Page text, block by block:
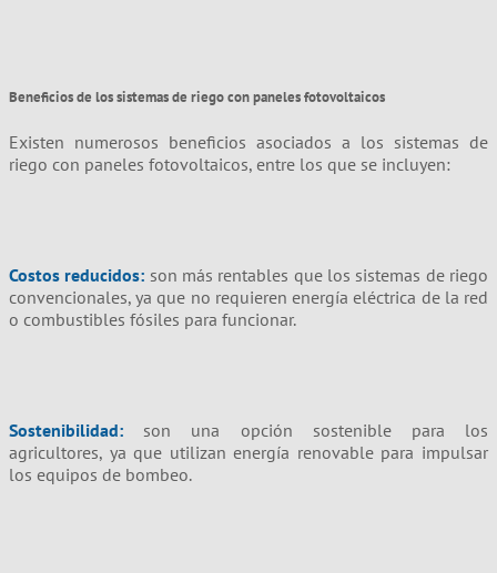
Beneficios de los sistemas de riego con paneles fotovoltaicos
Existen numerosos beneficios asociados a los sistemas de
riego con paneles fotovoltaicos, entre los que se incluyen:
Costos reducidos: son más rentables que los sistemas de riego
convencionales, ya que no requieren energía eléctrica de la red
o combustibles fósiles para funcionar.
Sostenibilidad:
son una opción sostenible para los
agricultores, ya que utilizan energía renovable para impulsar
los equipos de bombeo.